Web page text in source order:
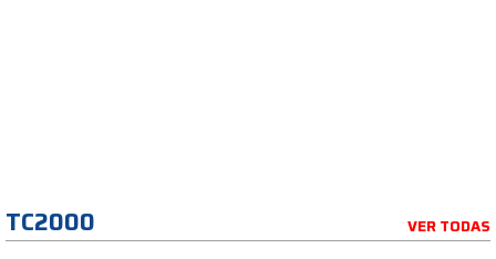
TC2000 VER TODAS